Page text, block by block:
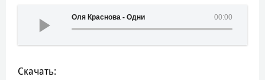
00:00
Оля Краснова - Одни
Скачать: